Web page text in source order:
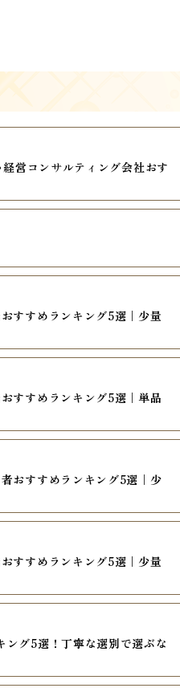
営コンサルティング会社おす
すすめランキング5選｜少量
すすめランキング5選｜単品
おすすめランキング5選｜少
すすめランキング5選｜少量
グ5選！丁寧な選別で選ぶな